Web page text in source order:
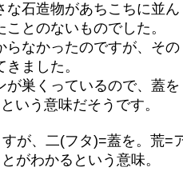
な石造物があちこちに並ん
とのないものでした。
らなかったのですが、その
ました。
巣くっているので、蓋を
いう意味だそうです。
が、二(フタ)=蓋を。荒=
がわかるという意味。